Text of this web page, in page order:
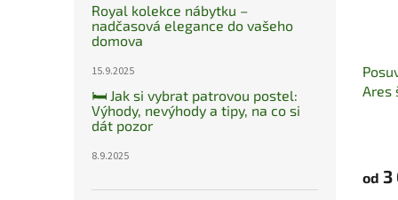
Royal kolekce nábytku –
nadčasová elegance do vašeho
domova
15.9.2025
🛏️ Jak si vybrat patrovou postel:
Výhody, nevýhody a tipy, na co si
dát pozor
8.9.2025
Ares
od 3